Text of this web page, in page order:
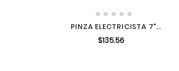
    
PINZA ELECTRICISTA 7"
$135.56